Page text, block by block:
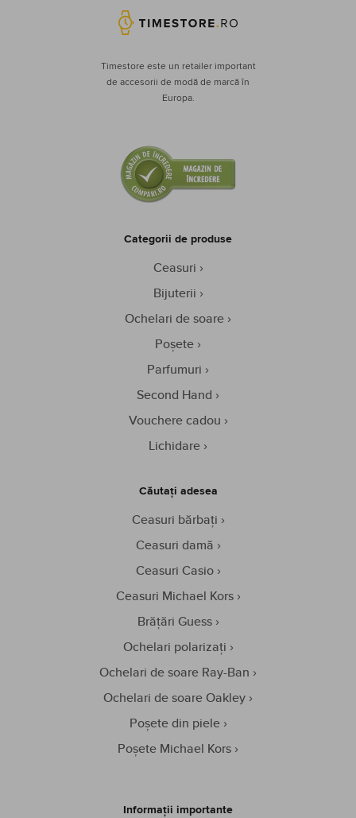
Timestore este un retailer important
de accesorii de modă de marcă în
Europa.
Categorii de produse
Ceasuri
Bijuterii
Ochelari de soare
Poșete
Parfumuri
Second Hand
Vouchere cadou
Lichidare
Căutați adesea
Ceasuri bărbați
Ceasuri damă
Ceasuri Casio
Ceasuri Michael Kors
Brățări Guess
Ochelari polarizați
Ochelari de soare Ray-Ban
Ochelari de soare Oakley
Poșete din piele
Poșete Michael Kors
Informații importante